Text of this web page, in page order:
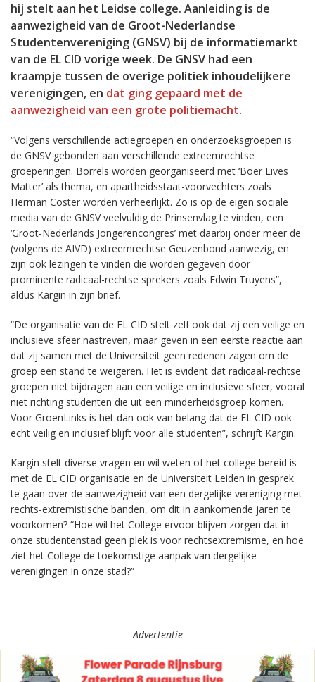
hij stelt aan het Leidse college. Aanleiding is de
aanwezigheid van de Groot-Nederlandse
Studentenvereniging (GNSV) bij de informatiemarkt
van de EL CID vorige week. De GNSV had een
kraampje tussen de overige politiek inhoudelijkere
verenigingen, en dat ging gepaard met de
aanwezigheid van een grote politiemacht.
“Volgens verschillende actiegroepen en onderzoeksgroepen is
de GNSV gebonden aan verschillende extreemrechtse
groeperingen. Borrels worden georganiseerd met ‘Boer Lives
Matter’ als thema, en apartheidsstaat-voorvechters zoals
Herman Coster worden verheerlijkt. Zo is op de eigen sociale
media van de GNSV veelvuldig de Prinsenvlag te vinden, een
‘Groot-Nederlands Jongerencongres’ met daarbij onder meer de
(volgens de AIVD) extreemrechtse Geuzenbond aanwezig, en
zijn ook lezingen te vinden die worden gegeven door
prominente radicaal-rechtse sprekers zoals Edwin Truyens”,
aldus Kargin in zijn brief.
“De organisatie van de EL CID stelt zelf ook dat zij een veilige en
inclusieve sfeer nastreven, maar geven in een eerste reactie aan
dat zij samen met de Universiteit geen redenen zagen om de
groep een stand te weigeren. Het is evident dat radicaal-rechtse
groepen niet bijdragen aan een veilige en inclusieve sfeer, vooral
niet richting studenten die uit een minderheidsgroep komen.
Voor GroenLinks is het dan ook van belang dat de EL CID ook
echt veilig en inclusief blijft voor alle studenten”, schrijft Kargin.
Kargin stelt diverse vragen en wil weten of het college bereid is
met de EL CID organisatie en de Universiteit Leiden in gesprek
te gaan over de aanwezigheid van een dergelijke vereniging met
rechts-extremistische banden, om dit in aankomende jaren te
voorkomen? “Hoe wil het College ervoor blijven zorgen dat in
onze studentenstad geen plek is voor rechtsextremisme, en hoe
ziet het College de toekomstige aanpak van dergelijke
verenigingen in onze stad?”
Advertentie